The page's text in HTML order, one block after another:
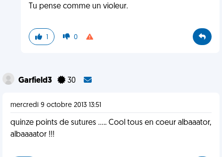
Tu pense comme un violeur.
1 0
Garfield3 30
mercredi 9 octobre 2013 13:51
quinze points de sutures ..... Cool tous en coeur albaaator,
albaaaator !!!